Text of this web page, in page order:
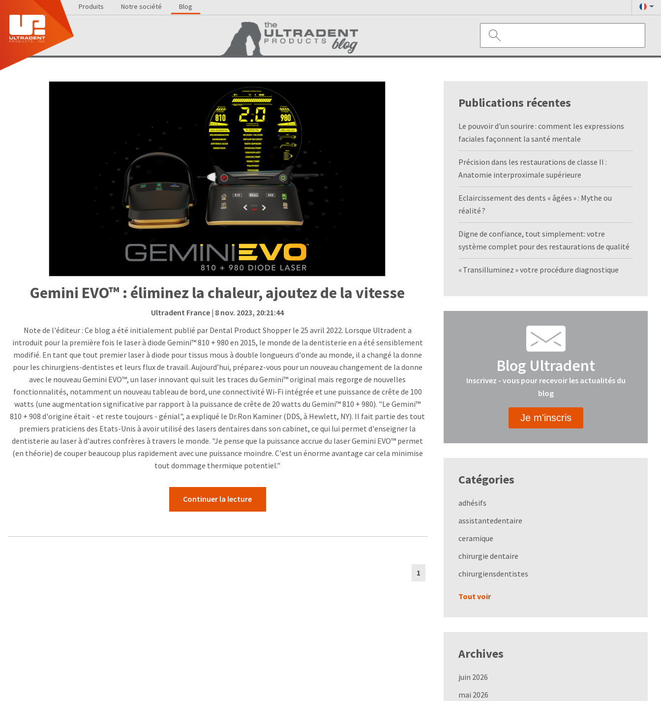
Produits Notre société Blog
Gemini EVO™ : éliminez la chaleur, ajoutez de la vitesse
Ultradent France| 8 nov. 2023, 20:21:44
Note de l'éditeur : Ce blog a été initialement publié par Dental Product Shopper le 25 avril 2022. Lorsque Ultradent a
introduit pour la première fois le laser à diode Gemini™ 810 + 980 en 2015, le monde de la dentisterie en a été sensiblement
modifié. En tant que tout premier laser à diode pour tissus mous à double longueurs d'onde au monde, il a changé la donne
pour les chirurgiens-dentistes et leurs flux de travail. Aujourd’hui, préparez-vous pour un nouveau changement de la donne
avec le nouveau Gemini EVO™, un laser innovant qui suit les traces du Gemini™ original mais regorge de nouvelles
fonctionnalités, notamment un nouveau tableau de bord, une connectivité Wi-Fi intégrée et une puissance de crête de 100
watts (une augmentation significative par rapport à la puissance de crête de 20 watts du Gemini™ 810 + 980). "Le Gemini™
810 + 908 d'origine était - et reste toujours - génial", a expliqué le Dr.Ron Kaminer (DDS, à Hewlett, NY). Il fait partie des tout
premiers praticiens des Etats-Unis à avoir utilisé des lasers dentaires dans son cabinet, ce qui lui permet d'enseigner la
dentisterie au laser à d'autres confrères à travers le monde. "Je pense que la puissance accrue du laser Gemini EVO™ permet
(en théorie) de couper beaucoup plus rapidement avec une puissance moindre. C'est un énorme avantage car cela minimise
tout dommage thermique potentiel."
Continuer la lecture
1
Publications récentes
Le pouvoir d'un sourire : comment les expressions
faciales façonnent la santé mentale
Précision dans les restaurations de classe II :
Anatomie interproximale supérieure
Eclaircissement des dents « âgées » : Mythe ou
réalité ?
Digne de confiance, tout simplement: votre
système complet pour des restaurations de qualité
« Transilluminez » votre procédure diagnostique
Blog Ultradent
Inscrivez - vous pour recevoir les actualités du
blog
Je m'inscris
Catégories
adhésifs
assistantedentaire
ceramique
chirurgie dentaire
chirurgiensdentistes
Tout voir
Archives
juin 2026
mai 2026